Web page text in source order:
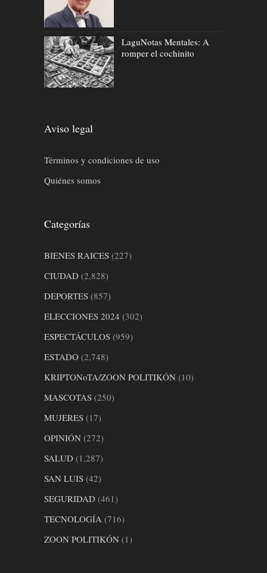
LaguNotas Mentales: A
romper el cochinito
Aviso legal
Términos y condiciones de uso
Quiénes somos
Categorías
BIENES RAICES (227)
CIUDAD (2,828)
DEPORTES (857)
ELECCIONES 2024 (302)
ESPECTÁCULOS (959)
ESTADO (2,748)
KRIPTONoTA/ZOON POLITIKÓN (10)
MASCOTAS (250)
MUJERES (17)
OPINIÓN (272)
SALUD (1,287)
SAN LUIS (42)
SEGURIDAD (461)
TECNOLOGÍA (716)
ZOON POLITIKÓN (1)